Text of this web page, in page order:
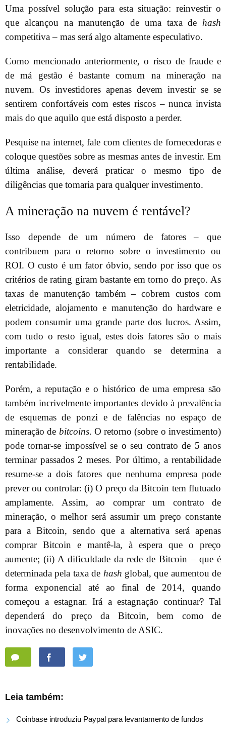
Uma possível solução para esta situação: reinvestir o
que alcançou na manutenção de uma taxa de hash
competitiva – mas será algo altamente especulativo.
Como mencionado anteriormente, o risco de fraude e
de má gestão é bastante comum na mineração na
nuvem. Os investidores apenas devem investir se se
sentirem confortáveis com estes riscos – nunca invista
mais do que aquilo que está disposto a perder.
Pesquise na internet, fale com clientes de fornecedoras e
coloque questões sobre as mesmas antes de investir. Em
última análise, deverá praticar o mesmo tipo de
diligências que tomaria para qualquer investimento.
A mineração na nuvem é rentável?
Isso depende de um número de fatores – que
contribuem para o retorno sobre o investimento ou
ROI. O custo é um fator óbvio, sendo por isso que os
critérios de rating giram bastante em torno do preço. As
taxas de manutenção também – cobrem custos com
eletricidade, alojamento e manutenção do hardware e
podem consumir uma grande parte dos lucros. Assim,
com tudo o resto igual, estes dois fatores são o mais
importante a considerar quando se determina a
rentabilidade.
Porém, a reputação e o histórico de uma empresa são
também incrivelmente importantes devido à prevalência
de esquemas de ponzi e de falências no espaço de
mineração de bitcoins. O retorno (sobre o investimento)
pode tornar-se impossível se o seu contrato de 5 anos
terminar passados 2 meses. Por último, a rentabilidade
resume-se a dois fatores que nenhuma empresa pode
prever ou controlar: (i) O preço da Bitcoin tem flutuado
amplamente. Assim, ao comprar um contrato de
mineração, o melhor será assumir um preço constante
para a Bitcoin, sendo que a alternativa será apenas
comprar Bitcoin e mantê-la, à espera que o preço
aumente; (ii) A dificuldade da rede de Bitcoin – que é
determinada pela taxa de hash global, que aumentou de
forma exponencial até ao final de 2014, quando
começou a estagnar. Irá a estagnação continuar? Tal
dependerá do preço da Bitcoin, bem como de
inovações no desenvolvimento de ASIC.
Leia também:
Coinbase introduziu Paypal para levantamento de fundos